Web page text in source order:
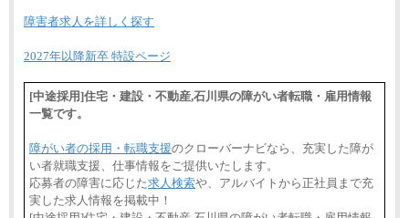
障害者求人を詳しく探す
2027年以降新卒 特設ページ
[中途採用]住宅・建設・不動産,石川県の障がい者転職・雇用情報
一覧です。
障がい者の採用・転職支援のクローバーナビなら、充実した障が
い者就職支援、仕事情報をご提供いたします。
応募者の障害に応じた求人検索や、アルバイトから正社員まで充
実した求人情報を掲載中！